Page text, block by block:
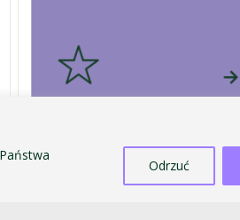
Odrzuć
SPRZEDAŻ ŚRODKÓW MAJĄTKU TRWAŁEGO